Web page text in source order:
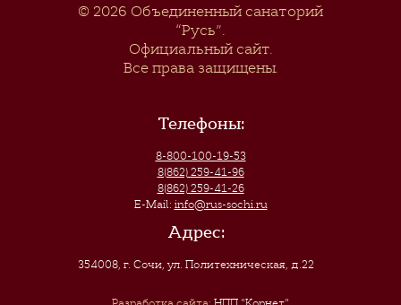
© 2026 Объединенный санаторий
“Русь”.
Официальный сайт.
Все права защищены.
Телефоны:
8-800-100-19-53
8(862) 259-41-96
8(862) 259-41-26
E-Mail: info@rus-sochi.ru
Адрес:
354008, г. Сочи,ул. Политехническая, д.22